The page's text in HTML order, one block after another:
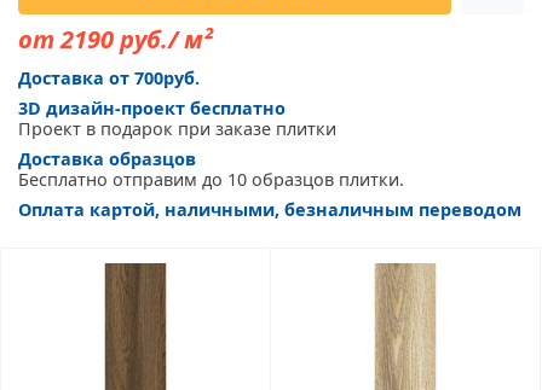
от 2190 руб./ м²
Доставка от 700руб.
3D дизайн-проект бесплатно
Проект в подарок при заказе плитки
Доставка образцов
Бесплатно отправим до 10 образцов плитки.
Оплата картой, наличными, безналичным переводом